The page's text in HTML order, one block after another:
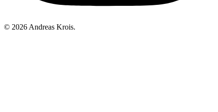
© 2026 Andreas Krois.